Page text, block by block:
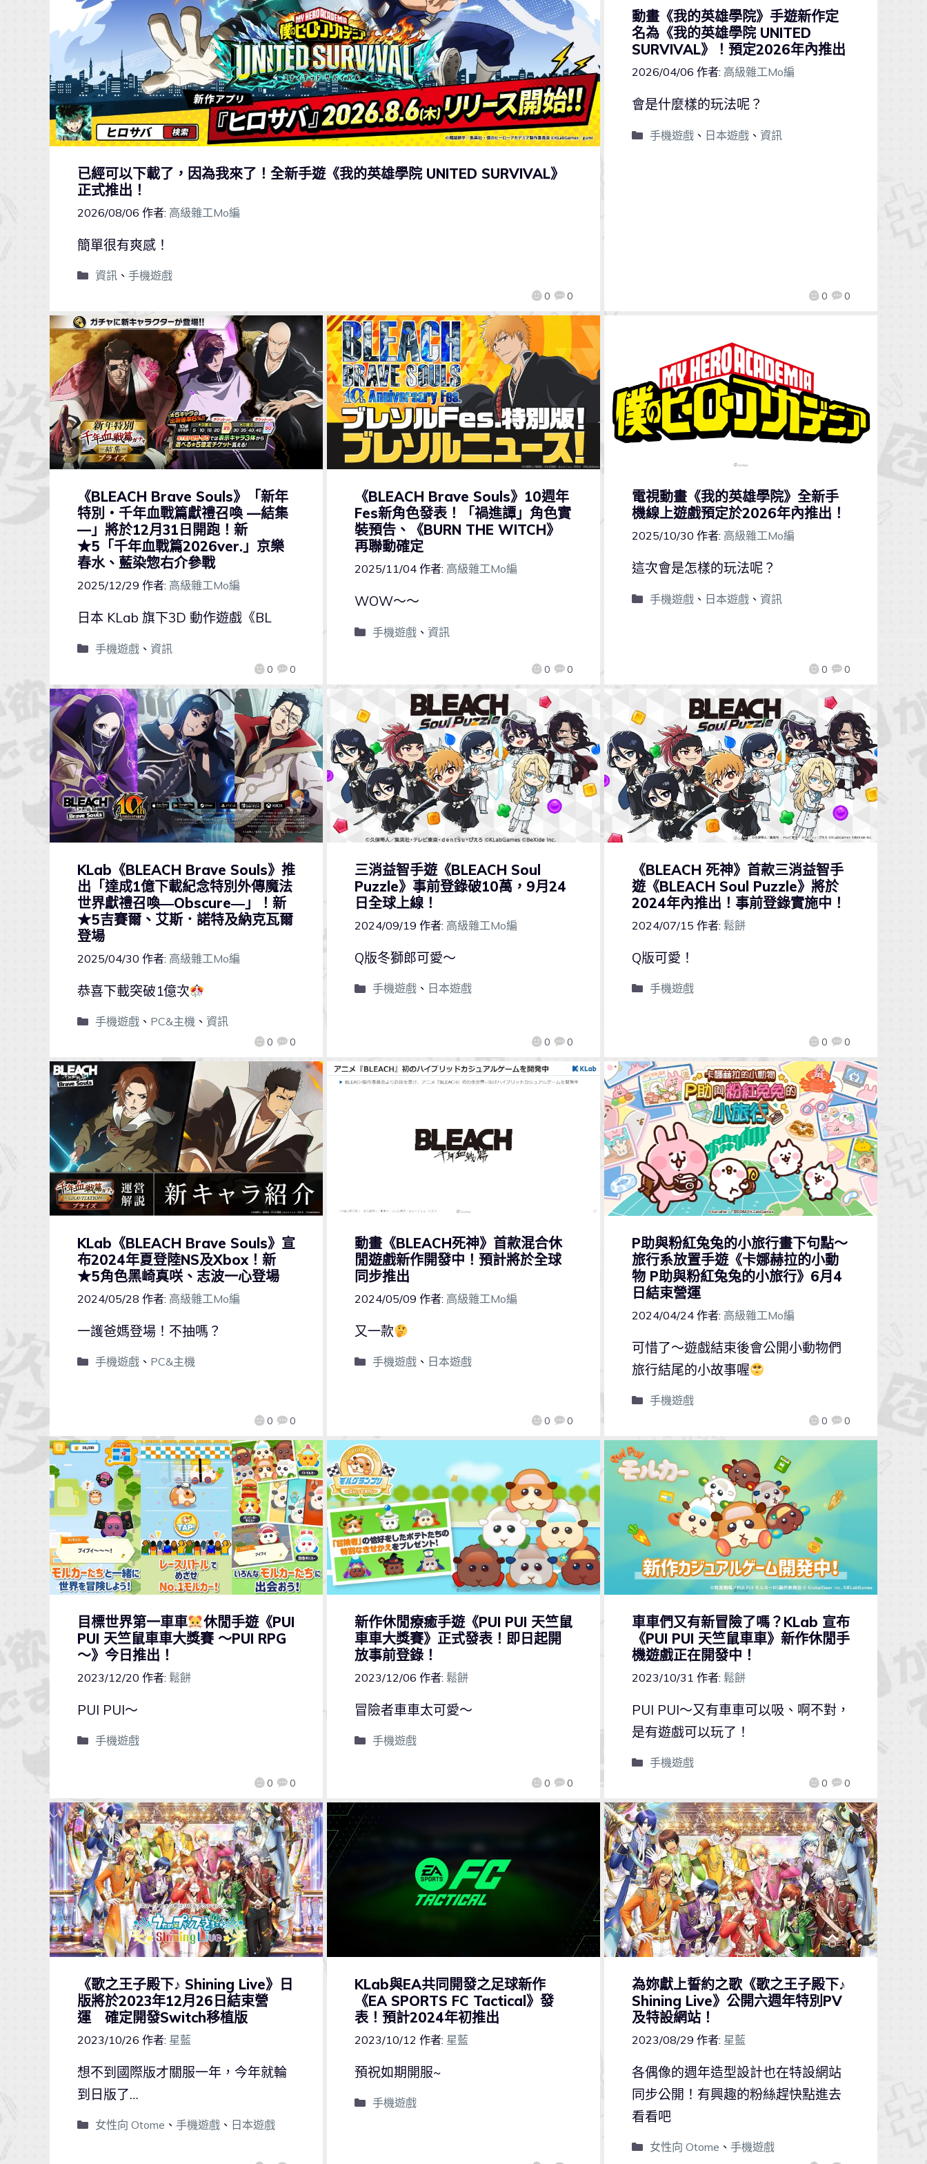
已經可以下載了，因為我來了！全新手遊《我的英雄學院 UNITED SURVIVAL》
正式推出！
2026/08/06 作者: 高級雜工Mo編
0 0
簡單很有爽感！
資訊、 手機遊戲
動畫《我的英雄學院》手遊新作定
名為《我的英雄學院 UNITED
SURVIVAL》！預定2026年內推出
2026/04/06 作者: 高級雜工Mo編
0 0
會是什麼樣的玩法呢？
手機遊戲、 日本遊戲、 資訊
《BLEACH Brave Souls》「新年
特別・千年血戰篇獻禮召喚 —結集
—」將於12月31日開跑！新
★5「千年血戰篇2026ver.」京樂
春水、藍染惣右介參戰
2025/12/29 作者: 高級雜工Mo編
0 0
日本 KLab 旗下3D 動作遊戲《BL
手機遊戲、 資訊
《BLEACH Brave Souls》10週年
Fes新角色發表！「禍進譚」角色實
裝預告、《BURN THE WITCH》
再聯動確定
2025/11/04 作者: 高級雜工Mo編
0 0
WOW～～
手機遊戲、 資訊
電視動畫《我的英雄學院》全新手
機線上遊戲預定於2026年內推出！
2025/10/30 作者: 高級雜工Mo編
0 0
這次會是怎樣的玩法呢？
手機遊戲、 日本遊戲、 資訊
KLab《BLEACH Brave Souls》推
出「達成1億下載紀念特別外傳魔法
世界獻禮召喚―Obscure―」！新
★5吉賽爾、艾斯．諾特及納克瓦爾
登場
2025/04/30 作者: 高級雜工Mo編
0 0
恭喜下載突破1億次
手機遊戲、 PC&主機、 資訊
三消益智手遊《BLEACH Soul
Puzzle》事前登錄破10萬，9月24
日全球上線！
2024/09/19 作者: 高級雜工Mo編
0 0
Q版冬獅郎可愛～
手機遊戲、 日本遊戲
《BLEACH 死神》首款三消益智手
遊《BLEACH Soul Puzzle》將於
2024年內推出！事前登錄實施中！
2024/07/15 作者: 鬆餅
0 0
Q版可愛！
手機遊戲
KLab《BLEACH Brave Souls》宣
布2024年夏登陸NS及Xbox！新
★5角色黑崎真咲、志波一心登場
2024/05/28 作者: 高級雜工Mo編
0 0
一護爸媽登場！不抽嗎？
手機遊戲、 PC&主機
動畫《BLEACH死神》首款混合休
閒遊戲新作開發中！預計將於全球
同步推出
2024/05/09 作者: 高級雜工Mo編
0 0
又一款
手機遊戲、 日本遊戲
P助與粉紅兔兔的小旅行畫下句點～
旅行系放置手遊《卡娜赫拉的小動
物 P助與粉紅兔兔的小旅行》6月4
日結束營運
2024/04/24 作者: 高級雜工Mo編
0 0
可惜了～遊戲結束後會公開小動物們
旅行結尾的小故事喔
手機遊戲
目標世界第一車車
休閒手遊《PUI
PUI 天竺鼠車車大獎賽 ～PUI RPG
～》今日推出！
2023/12/20 作者: 鬆餅
0 0
PUI PUI～
手機遊戲
新作休閒療癒手遊《PUI PUI 天竺鼠
車車大獎賽》正式發表！即日起開
放事前登錄！
2023/12/06 作者: 鬆餅
0 0
冒險者車車太可愛～
手機遊戲
車車們又有新冒險了嗎？KLab 宣布
《PUI PUI 天竺鼠車車》新作休閒手
機遊戲正在開發中！
2023/10/31 作者: 鬆餅
0 0
PUI PUI～又有車車可以吸、啊不對，
是有遊戲可以玩了！
手機遊戲
《歌之王子殿下♪ Shining Live》日
版將於2023年12月26日結束營
運 確定開發Switch移植版
2023/10/26 作者: 星藍
想不到國際版才關服一年，今年就輪
到日版了…
女性向 Otome 、 手機遊戲、 日本遊戲
KLab與EA共同開發之足球新作
《EA SPORTS FC Tactical》發
表！預計2024年初推出
2023/10/12 作者: 星藍
預祝如期開服~
手機遊戲
為妳獻上誓約之歌《歌之王子殿下♪
Shining Live》公開六週年特別PV
及特設網站！
2023/08/29 作者: 星藍
各偶像的週年造型設計也在特設網站
同步公開！有興趣的粉絲趕快點進去
看看吧
女性向 Otome 、 手機遊戲